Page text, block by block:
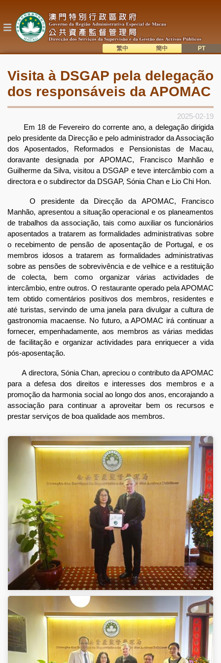
o
conteúdo
Visita à DSGAP pela delegação
dos responsáveis da APOMAC
2025-02-19
Em 18 de Fevereiro do corrente ano, a delegação dirigida
pelo presidente da Direcção e pelo administrador da Associação
dos Aposentados, Reformados e Pensionistas de Macau,
doravante designada por APOMAC, Francisco Manhão e
Guilherme da Silva, visitou a DSGAP e teve intercâmbio com a
directora e o subdirector da DSGAP, Sónia Chan e Lio Chi Hon.
O presidente da Direcção da APOMAC, Francisco
Manhão, apresentou a situação operacional e os planeamentos
de trabalhos da associação, tais como auxiliar os funcionários
aposentados a tratarem as formalidades administrativas sobre
o recebimento de pensão de aposentação de Portugal, e os
membros idosos a tratarem as formalidades administrativas
sobre as pensões de sobrevivência e de velhice e a restituição
de colecta, bem como organizar várias actividades de
intercâmbio, entre outros. O restaurante operado pela APOMAC
tem obtido comentários positivos dos membros, residentes e
até turistas, servindo de uma janela para divulgar a cultura de
gastronomia macaense. No futuro, a APOMAC irá continuar a
fornecer, empenhadamente, aos membros as várias medidas
de facilitação e organizar actividades para enriquecer a vida
pós-aposentação.
A directora, Sónia Chan, apreciou o contributo da APOMAC
para a defesa dos direitos e interesses dos membros e a
promoção da harmonia social ao longo dos anos, encorajando a
associação para continuar a aproveitar bem os recursos e
prestar serviços de boa qualidade aos membros.